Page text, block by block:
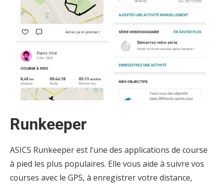
Runkeeper
ASICS Runkeeper est l’une des applications de course
à pied les plus populaires. Elle vous aide à suivre vos
courses avec le GPS, à enregistrer votre distance,